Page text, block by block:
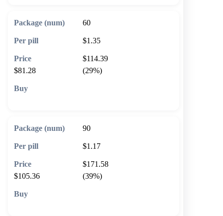
60
$1.35
$114.39
$81.28
(29%)
90
$1.17
$171.58
$105.36
(39%)